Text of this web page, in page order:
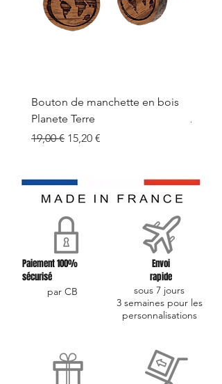
Bouton de manchette en bois
Planete Terre
Prix original
19,00 € Prix promotionnel
15,20 €
Prix
19,00 €
Paiement 100%
sécurisé
par CB
Envoi
rapide
sous 7 jours
3 semaines pour les
personnalisations